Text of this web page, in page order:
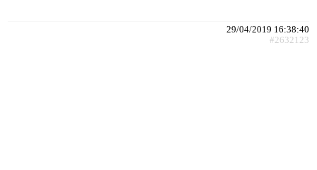
29/04/2019 16:38:40
#2632123